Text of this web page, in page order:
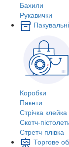
Бахили
Рукавички
Коробки
Пакети
Стрічка
Скотч-
Стретч-плівка
Торгове